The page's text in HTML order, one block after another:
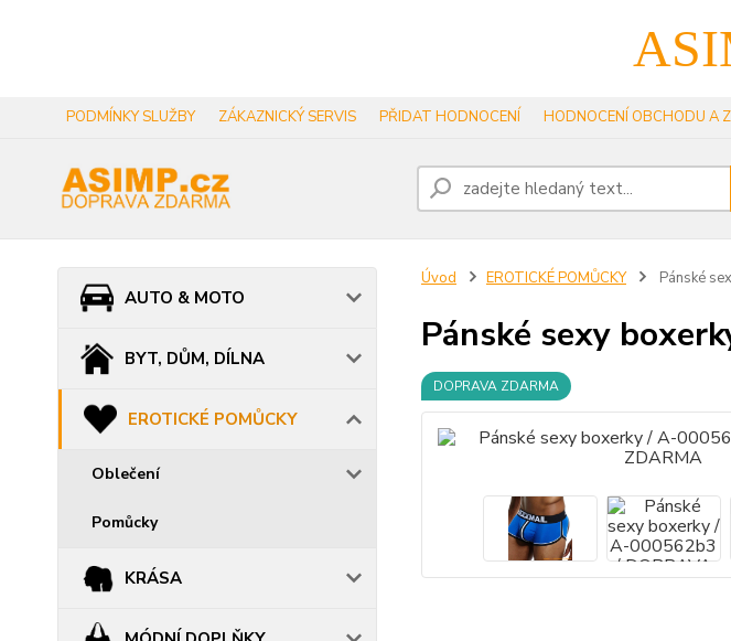
PODMÍNKY SLUŽBY ZÁKAZNICKÝ SERVIS PŘIDAT HODNOCENÍ HODNOCENÍ OBCHODU A
AUTO & MOTO
BYT, DŮM, DÍLNA
EROTICKÉ POMŮCKY
Oblečení
Pomůcky
KRÁSA
Úvod EROTICKÉ POMŮCKY Pánské
Pánské sexy
DOPRAVA ZDARMA